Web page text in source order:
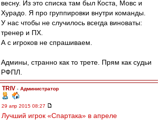
весну. Из это списка там был Коста, Мовс и
Хурадо. Я про группировки внутри команды.
У нас чтобы не случилось всегда виноваты:
тренер и ПХ.
А с игроков не спрашиваем.
Админы, странно как то трете. Прям как судьи
РФПЛ.
TRIV - Администратор
29 апр 2015 08:27
Лучший игрок «Спартака» в апреле